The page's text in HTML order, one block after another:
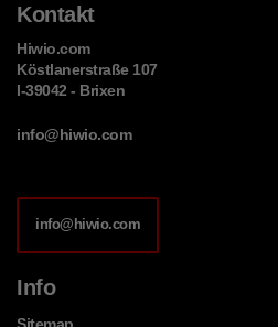
Kontakt
Hiwio.com
Köstlanerstraße 107
I-39042 - Brixen
info@hiwio.com
info@hiwio.com
Info